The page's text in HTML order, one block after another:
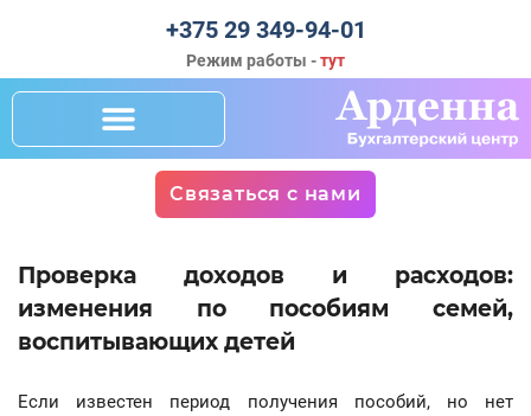
+375 29 349-94-01
Режим работы -тут
Связаться с нами
Проверка доходов и расходов:
изменения по пособиям семей,
воспитывающих детей
Если известен период получения пособий, но нет